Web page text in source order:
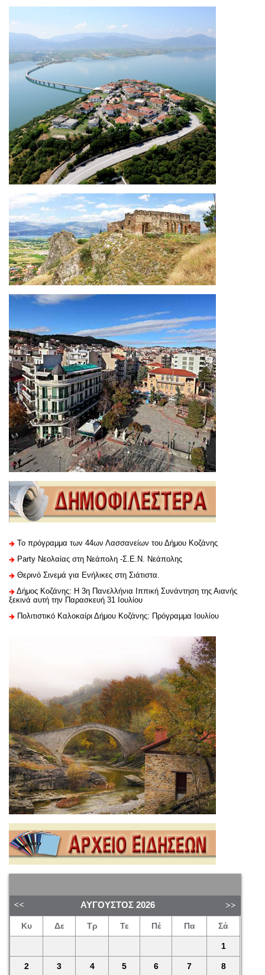
Το πρόγραμμα των 44ων Λασσανείων του Δήμου Κοζάνης
Party Νεολαίας στη Νεάπολη -Σ.Ε.Ν. Νεάπολης
Θερινό Σινεμά για Ενήλικες στη Σιάτιστα.
Δήμος Κοζάνης: Η 3η Πανελλήνια Ιππική Συνάντηση της Αιανής
ξεκινά αυτή την Παρασκευή 31 Ιουλίου
Πολιτιστικό Καλοκαίρι Δήμου Κοζάνης: Πρόγραμμα Ιουλίου
ΑΎΓΟΥΣΤΟΣ 2026
Κυ Δε Τρ Τε Πέ Πα Σά
1
2 3 4 5 6 7 8